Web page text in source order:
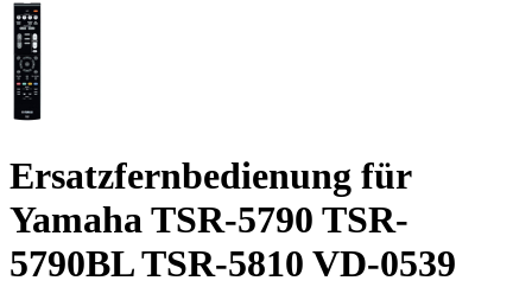
Ersatzfernbedienung für
Yamaha TSR-5790 TSR-
5790BL TSR-5810 VD-0539